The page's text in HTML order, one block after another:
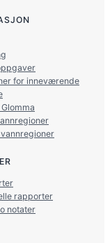
for inneværende
rapporter
notater